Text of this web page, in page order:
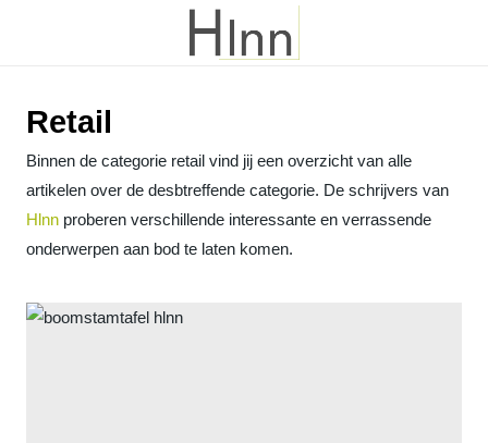
Retail
Binnen de categorie retail vind jij een overzicht van alle
artikelen over de desbtreffende categorie. De schrijvers van
Hlnn proberen verschillende interessante en verrassende
onderwerpen aan bod te laten komen.